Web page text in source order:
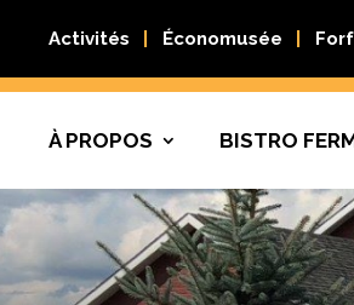
Activités Économusée
À PROPOS BISTRO